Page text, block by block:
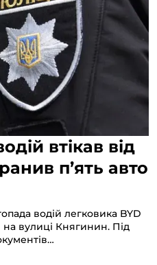
втікав від
п’ять авто
водій легковика BYD
вулиці Княгинин. Під